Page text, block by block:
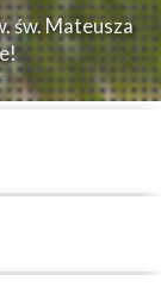
św. Mateusza